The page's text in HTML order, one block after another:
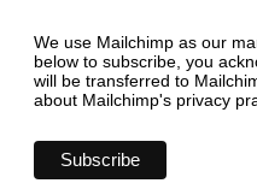
We use Mailchimp as our
below to subscribe, you
will be transferred to
about Mailchimp's privacy